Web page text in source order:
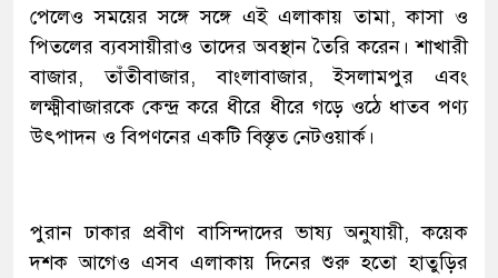
পেলেও সময়ের সঙ্গে সঙ্গে এই এলাকায় তামা, কাসা ও
পিতলের ব্যবসায়ীরাও তাদের অবস্থান তৈরি করেন। শাখারী
বাজার, তাঁতীবাজার, বাংলাবাজার, ইসলামপুর এবং
লক্ষ্মীবাজারকে কেন্দ্র করে ধীরে ধীরে গড়ে ওঠে ধাতব পণ্য
উৎপাদন ও বিপণনের একটি বিস্তৃত নেটওয়ার্ক।
পুরান ঢাকার প্রবীণ বাসিন্দাদের ভাষ্য অনুযায়ী, কয়েক
দশক আগেও এসব এলাকায় দিনের শুরু হতো হাতুড়ির